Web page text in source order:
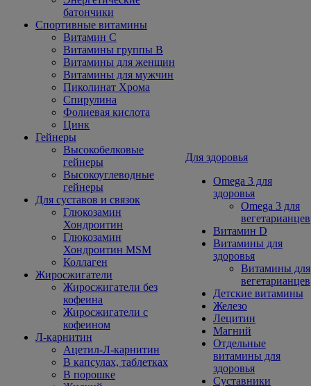
батончики
Спортивные витамины
Витамин С
Витамины группы В
Витамины для женщин
Витамины для мужчин
Пиколинат Хрома
Спирулина
Фолиевая кислота
Цинк
Гейнеры
Высокобелковые
гейнеры
Высокоуглеводные
гейнеры
Для суставов и связок
Глюкозамин
Хондроитин
Глюкозамин
Хондроитин MSM
Коллаген
Жиросжигатели
Жиросжигатели без
кофеина
Жиросжигатели с
кофеином
Л-карнитин
Ацетил-Л-карнитин
В капсулах, таблетках
В порошке
Для здоровья
Omega 3 для
здоровья
Omega 3 для
вегетарианцев
Витамин D
Витамины для
здоровья
Витамины для
вегетарианцев
Детские витамины
Железо
Лецитин
Магний
Отдельные
витамины для
здоровья
Суставники